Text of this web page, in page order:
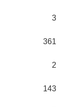
3
361
2
143